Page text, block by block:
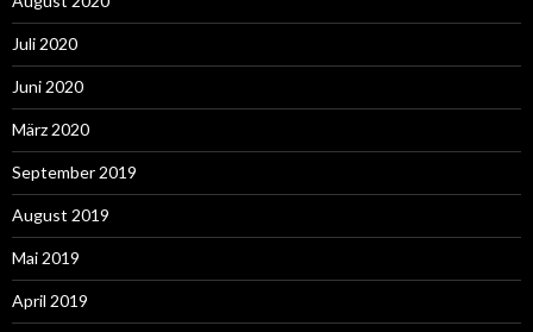
Juli 2020
Juni 2020
März 2020
September 2019
August 2019
Mai 2019
April 2019